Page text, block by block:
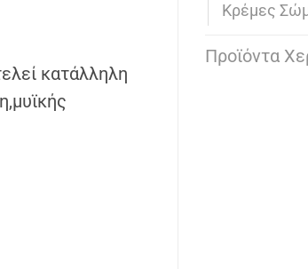
Κρέμες
Προϊόντα
κατάλληλη